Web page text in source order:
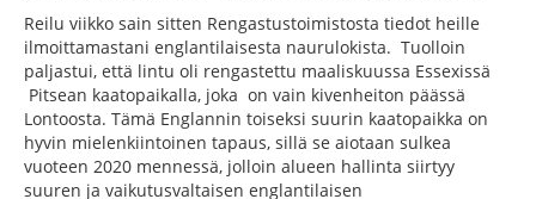
Reilu viikko sain sitten Rengastustoimistosta tiedot heille
ilmoittamastani englantilaisesta naurulokista. Tuolloin
paljastui, että lintu oli rengastettu maaliskuussa Essexissä
Pitsean kaatopaikalla, joka on vain kivenheiton päässä
Lontoosta. Tämä Englannin toiseksi suurin kaatopaikka on
hyvin mielenkiintoinen tapaus, sillä se aiotaan sulkea
vuoteen 2020 mennessä, jolloin alueen hallinta siirtyy
suuren ja vaikutusvaltaisen englantilaisen